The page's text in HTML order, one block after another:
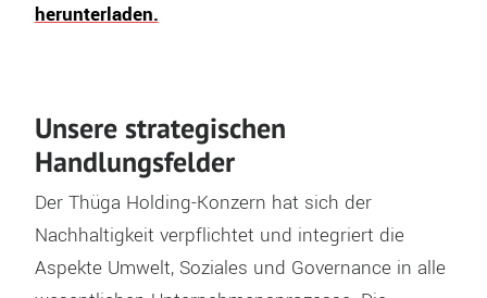
herunterladen.
Unsere strategischen
Handlungsfelder
Der Thüga Holding-Konzern hat sich der
Nachhaltigkeit verpflichtet und integriert die
Aspekte Umwelt, Soziales und Governancein alle